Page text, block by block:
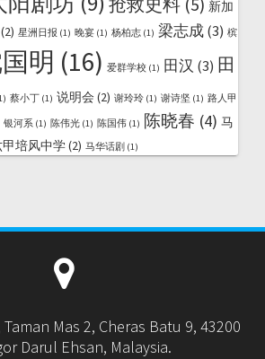
抢救史料 (5) 新加
(2) 星洲日报 (1) 晚宴 (1) 杨柏志 (1) 梁志成(3) 槟
明 (16) 爱群学校(1) 田汉 (3) 田
蔡小丁(1) 说明会 (2) 谢玲玲(1) 谢诗坚 (1) 路人甲
银河系(1) 陈伟光(1) 陈国伟(1) 陈晓春 (4) 马
培风中学(2) 马华话剧 (1)
Mas 2, Cheras Batu 9, 43200
Darul Ehsan, Malaysia.